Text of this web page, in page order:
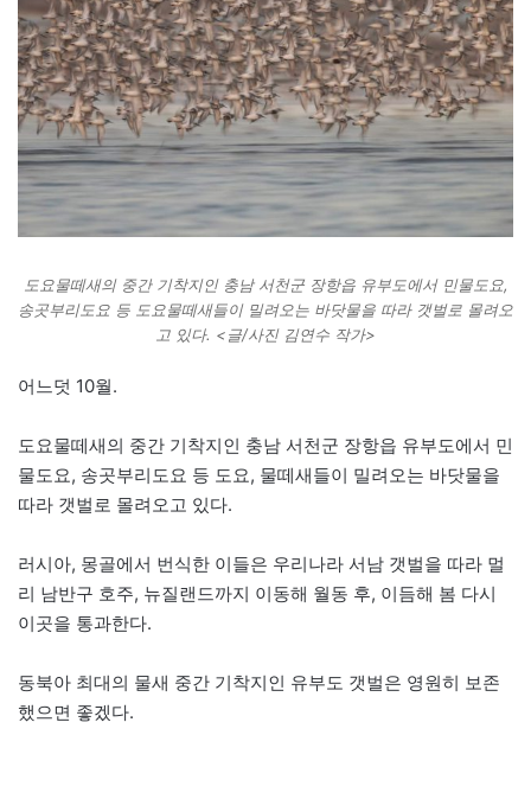
도요물떼새의 중간 기착지인 충남 서천군 장항읍 유부도에서 민물도요,
송곳부리도요 등 도요물떼새들이 밀려오는 바닷물을 따라 갯벌로 몰려오
고 있다. <글/사진 김연수 작가>
어느덧 10월.
도요물떼새의 중간 기착지인 충남 서천군 장항읍 유부도에서 민
물도요, 송곳부리도요 등 도요, 물떼새들이 밀려오는 바닷물을
따라 갯벌로 몰려오고 있다.
러시아, 몽골에서 번식한 이들은 우리나라 서남 갯벌을 따라 멀
리 남반구 호주, 뉴질랜드까지 이동해 월동 후, 이듬해 봄 다시
이곳을 통과한다.
동북아 최대의 물새 중간 기착지인 유부도 갯벌은 영원히 보존
했으면 좋겠다.